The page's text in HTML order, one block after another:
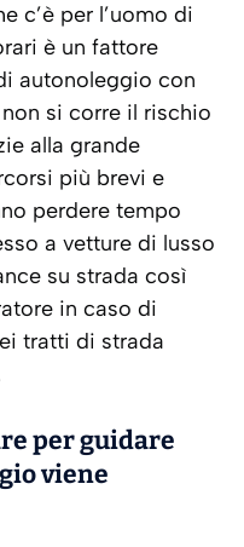
c’è per l’uomo di
è un fattore
autonoleggio con
si corre il rischio
alla grande
più brevi e
perdere tempo
a vetture di lusso
su strada così
in caso di
tratti di strada
per guidare
viene